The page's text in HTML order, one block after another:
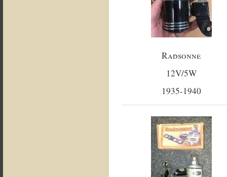
Radsonne
12V/5W
1935-1940